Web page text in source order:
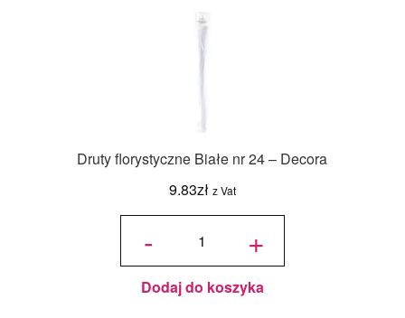
Druty florystyczne Białe nr 24 – Decora
9.83zł z Vat
-
ilość Druty
- Decora +
Dodaj do koszyka